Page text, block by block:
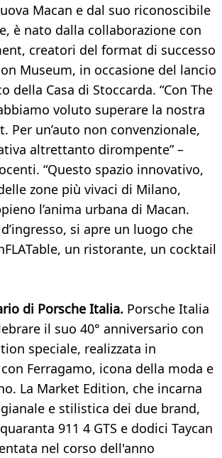
Macan e dal suo riconoscibile
è nato dalla collaborazione con
creatori del format di successo
Museum, in occasione del lancio
della Casa di Stoccarda. “Con The
voluto superare la nostra
Per un’auto non convenzionale,
altrettanto dirompente” –
“Questo spazio innovativo,
zone più vivaci di Milano,
l’anima urbana di Macan.
si apre un luogo che
un ristorante, un cocktail
di Porsche Italia. Porsche Italia
il suo 40° anniversario con
speciale, realizzata in
Ferragamo, icona della moda e
La Market Edition, che incarna
e stilistica dei due brand,
911 4 GTS e dodici Taycan
nel corso dell'anno